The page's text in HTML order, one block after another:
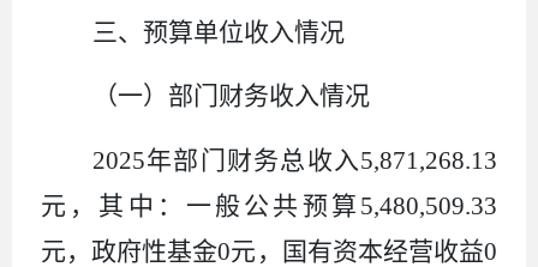
三、预算单位收入情况
（一）部门财务收入情况
2025年部门财务总收入5,871 ,268.13
元，其中：一般公共预算 5,480,509.33
元，政府性基金0元，国有资本经营收益0